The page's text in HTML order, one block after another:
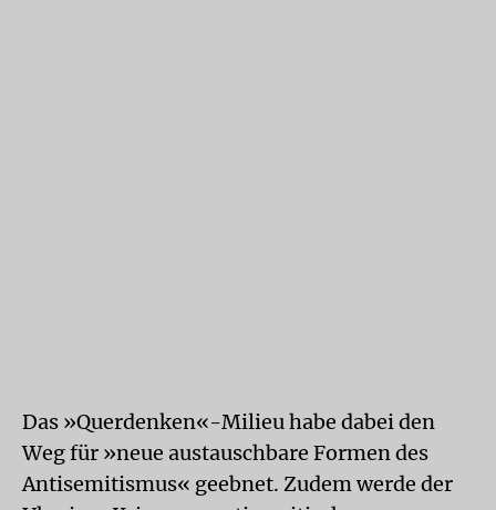
Das »Querdenken«-Milieu habe dabei den
Weg für »neue austauschbare Formen des
Antisemitismus« geebnet. Zudem werde der